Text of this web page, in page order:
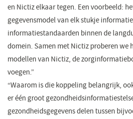
en Nictiz elkaar tegen. Een voorbeeld:
gegevensmodel van elk stukje
informatiestandaarden binnen de
domein. Samen met Nictiz proberen we
modellen van Nictiz, de
voegen.”
“Waarom is die koppeling belangrijk,
er één groot
gezondheidsgegevens delen tussen